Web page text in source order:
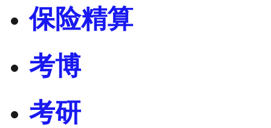
保险精算
考博
考研